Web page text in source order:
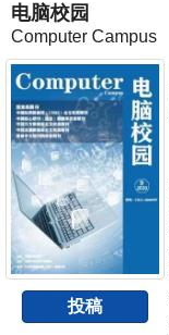
电脑校园
Computer Campus
投稿